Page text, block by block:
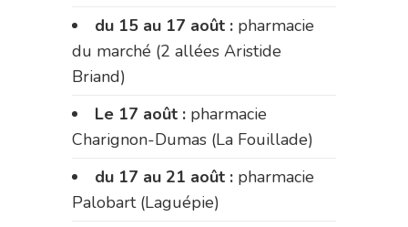
du 15 au 17 août : pharmacie
du marché (2 allées Aristide
Briand)
Le 17 août : pharmacie
Charignon-Dumas (La Fouillade)
du 17 au 21 août : pharmacie
Palobart (Laguépie)